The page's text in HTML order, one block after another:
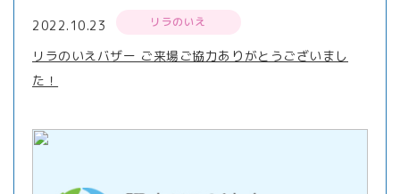
2022.10.23 リラのいえ
リラのいえバザー ご来場ご協力ありがとうございまし
た！